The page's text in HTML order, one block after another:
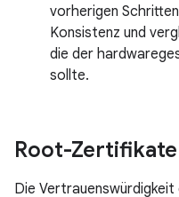
vorherigen
Konsistenz und
die der
sollte.
Root-Zertifikate
Die